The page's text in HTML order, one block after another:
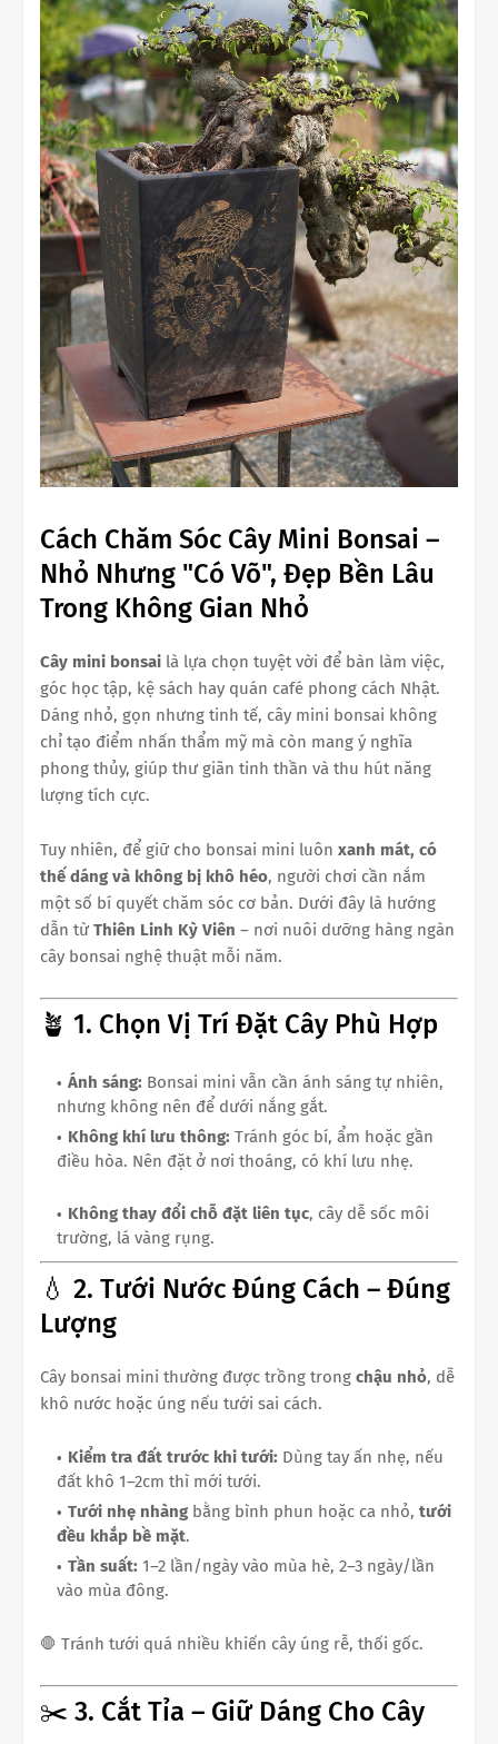
Cách Chăm Sóc Cây Mini Bonsai –
Nhỏ Nhưng "Có Võ", Đẹp Bền Lâu
Trong Không Gian Nhỏ
Cây mini bonsai là lựa chọn tuyệt vời để bàn làm việc,
góc học tập, kệ sách hay quán café phong cách Nhật.
Dáng nhỏ, gọn nhưng tinh tế, cây mini bonsai không
chỉ tạo điểm nhấn thẩm mỹ mà còn mang ý nghĩa
phong thủy, giúp thư giãn tinh thần và thu hút năng
lượng tích cực.
Tuy nhiên, để giữ cho bonsai mini luôn xanh mát, có
thế dáng và không bị khô héo, người chơi cần nắm
một số bí quyết chăm sóc cơ bản. Dưới đây là hướng
dẫn từ Thiên Linh Kỳ Viên – nơi nuôi dưỡng hàng ngàn
cây bonsai nghệ thuật mỗi năm.
🪴 1. Chọn Vị Trí Đặt Cây Phù Hợp
Ánh sáng: Bonsai mini vẫn cần ánh sáng tự nhiên,
nhưng không nên để dưới nắng gắt.
Không khí lưu thông: Tránh góc bí, ẩm hoặc gần
điều hòa. Nên đặt ở nơi thoáng, có khí lưu nhẹ.
Không thay đổi chỗ đặt liên tục, cây dễ sốc môi
trường, lá vàng rụng.
💧 2. Tưới Nước Đúng Cách – Đúng
Lượng
Cây bonsai mini thường được trồng trong chậu nhỏ, dễ
khô nước hoặc úng nếu tưới sai cách.
Kiểm tra đất trước khi tưới: Dùng tay ấn nhẹ, nếu
đất khô 1–2cm thì mới tưới.
Tưới nhẹ nhàng bằng bình phun hoặc ca nhỏ, tưới
đều khắp bề mặt.
Tần suất: 1–2 lần/ngày vào mùa hè, 2–3 ngày/lần
vào mùa đông.
🛑 Tránh tưới quá nhiều khiến cây úng rễ, thối gốc.
✂️ 3. Cắt Tỉa – Giữ Dáng Cho Cây